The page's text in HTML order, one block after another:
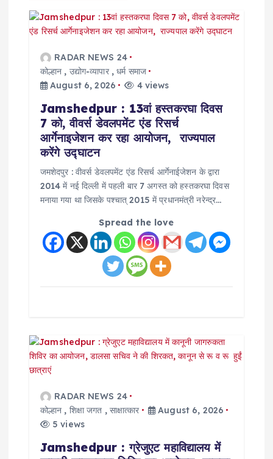
g
RADAR NEWS 24
कोल्हान , उद्योग-व्यापार,धर्म समाज
August 6, 2026
4 views
Jamshedpur : 13वां हस्तकरघा दिवस
7 को, वीवर्स डेवलपमेंट एंड रिसर्च
आर्गेनाइजेशन कर रहा आयोजन, राज्यपाल
करेंगे उद्घाटन
जमशेदपुर : वीवर्स डेवलपमेंट एंड रिसर्च आर्गेनाईजेशन के द्वारा
2014 में नई दिल्ली में पहली बार 7 अगस्त को हस्तकरघा दिवस
मनाया गया था जिसके पश्चात् 2015 में प्रधानमंत्री नरेन्द्र…
Spread the love
RADAR NEWS 24
कोल्हान , शिक्षा जगत , साक्षात्कार
August 6, 2026
5 views
Jamshedpur : ग्रेजुएट महाविद्यालय में